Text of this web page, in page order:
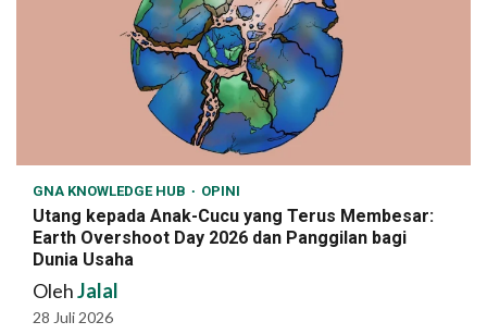
GNA KNOWLEDGE HUB OPINI
Utang kepada Anak-Cucu yang Terus Membesar:
Earth Overshoot Day 2026 dan Panggilan bagi
Dunia Usaha
OlehJalal
28 Juli 2026